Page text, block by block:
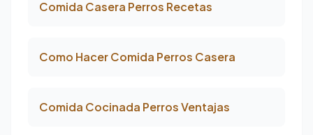
Comida Casera Perros Recetas
Como Hacer Comida Perros Casera
Comida Cocinada Perros Ventajas